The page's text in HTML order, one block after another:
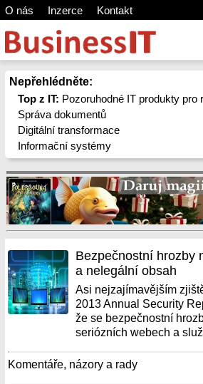
O nás Inzerce Kontakt
Nepřehlédněte:
Top z IT: Pozoruhodné IT produkty pro
Správa dokumentů
Digitální transformace
Informační systémy
Bezpečnostní hrozby
a nelegální obsah
Asi nejzajímavějším
2013 Annual Security
že se bezpečnostní
seriózních webech a
Komentáře, názory a rady